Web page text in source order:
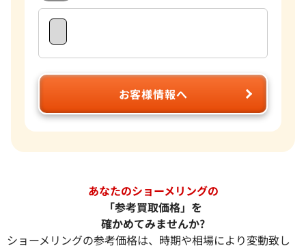
お客様情報へ
あなたのショーメリングの
「参考買取価格」を
確かめてみませんか?
ショーメリングの参考価格は、時期や相場により変動致し